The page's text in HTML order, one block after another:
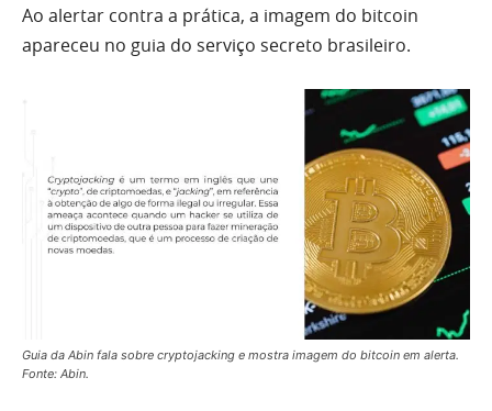
Ao alertar contra a prática, a imagem do bitcoin
apareceu no guia do serviço secreto brasileiro.
Guia da Abin fala sobre cryptojacking e mostra imagem do bitcoin em alerta.
Fonte: Abin.